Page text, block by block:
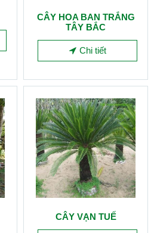
CÂY HOA BAN TRẮNG
TÂY BẮC
Chi tiết
CÂY VẠN TUẾ